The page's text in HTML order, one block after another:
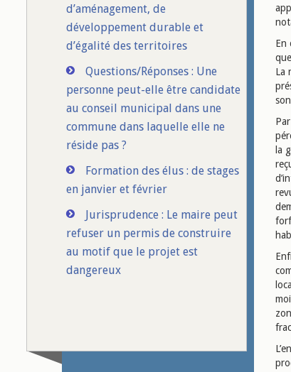
d’aménagement, de
développement durable et
d’égalité des territoires
Questions/Réponses : Une
personne peut-elle être candidate
au conseil municipal dans une
commune dans laquelle elle ne
réside pas ?
Formation des élus : de stages
en janvier et février
Jurisprudence : Le maire peut
refuser un permis de construire
au motif que le projet est
dangereux
En
La
la